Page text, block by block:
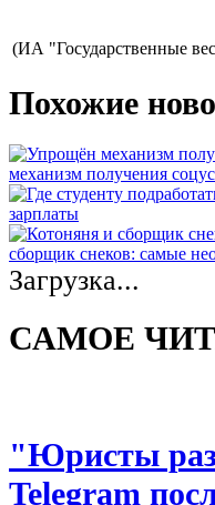
(ИА "Государственные
Похожие
механизм получения
зарплаты
сборщик снеков: самые
Загрузка...
САМОЕ
"Юристы
Telegram